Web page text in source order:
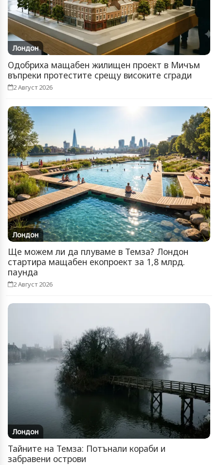
Лондон
Одобриха мащабен жилищен проект в Мичъм
въпреки протестите срещу високите сгради
2 Август 2026
Лондон
Ще можем ли да плуваме в Темза? Лондон
стартира мащабен екопроект за 1,8 млрд.
паунда
2 Август 2026
Лондон
Тайните на Темза: Потънали кораби и
забравени острови